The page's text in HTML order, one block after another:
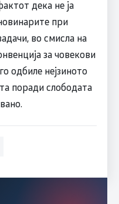
дека не ја
при
во смисла на
за човекови
одбиле нејзиното
поради слободата